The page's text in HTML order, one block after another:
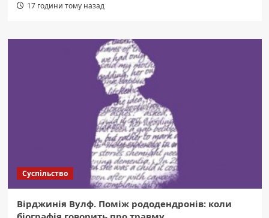
17 години тому назад
Суспільство
Вірджинія Вулф. Поміж рододендронів: коли